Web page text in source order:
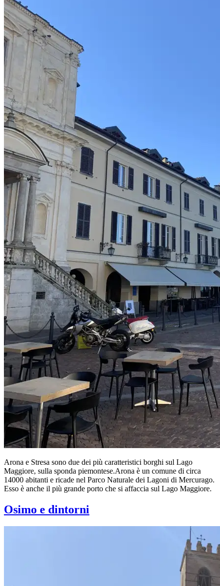
Arona e Stresa sono due dei più caratteristici borghi sul Lago
Maggiore, sulla sponda piemontese.Arona è un comune di circa
14000 abitanti e ricade nel Parco Naturale dei Lagoni di Mercurago.
Esso è anche il più grande porto che si affaccia sul Lago Maggiore.
Osimo e dintorni